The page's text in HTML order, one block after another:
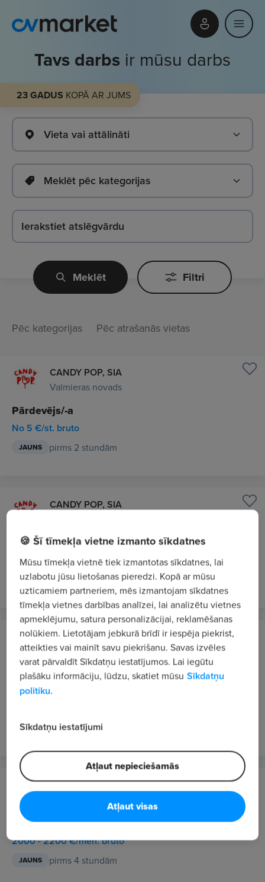
Tavs darbs ir mūsu darbs
23 GADUS KOPĀ AR JUMS
Vieta vai attālināti
Meklēt pēc kategorijas
Meklēt Filtri
Pēc kategorijas Pēc atrašanās vietas
CANDY POP, SIA
Valmieras novads
Pārdevējs/-a
No 5 €/st. bruto
JAUNS pirms 2 stundām
CANDY POP, SIA
Pārdevējs/-a pusslodzes darbs (0,5)
5 - 5.4 €/st. bruto
JAUNS pirms 2 stundām
Eunomia Traffic AG, SIA
Rīga
Tehniskais/-ā speciālists/-e / inženieris/-e (auto
elektronika un video sistēmas)
JAUNS pirms 4 stundām
Latvijas Sabiedriskais medijs, VSIA
Mārketinga projektu vadītājs/-a
2000 - 2200 €/mēn. bruto
JAUNS pirms 4 stundām
🍪 Šī tīmekļa vietne izmanto sīkdatnes
Mūsu tīmekļa vietnē tiek izmantotas sīkdatnes, lai
uzlabotu jūsu lietošanas pieredzi. Kopā ar mūsu
uzticamiem partneriem, mēs izmantojam sīkdatnes
tīmekļa vietnes darbības analīzei, lai analizētu vietnes
apmeklējumu, satura personalizācijai, reklamēšanas
nolūkiem. Lietotājam jebkurā brīdī ir iespēja piekrist,
atteikties vai mainīt savu piekrišanu. Savas izvēles
varat pārvaldīt Sīkdatņu iestatījumos. Lai iegūtu
plašāku informāciju, lūdzu, skatiet mūsu Sīkdatņu
politiku.
Sīkdatņu iestatījumi
Atļaut nepieciešamās
Atļaut visas